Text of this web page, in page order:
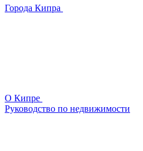
Города Кипра
О Кипре
Руководство по недвижимости